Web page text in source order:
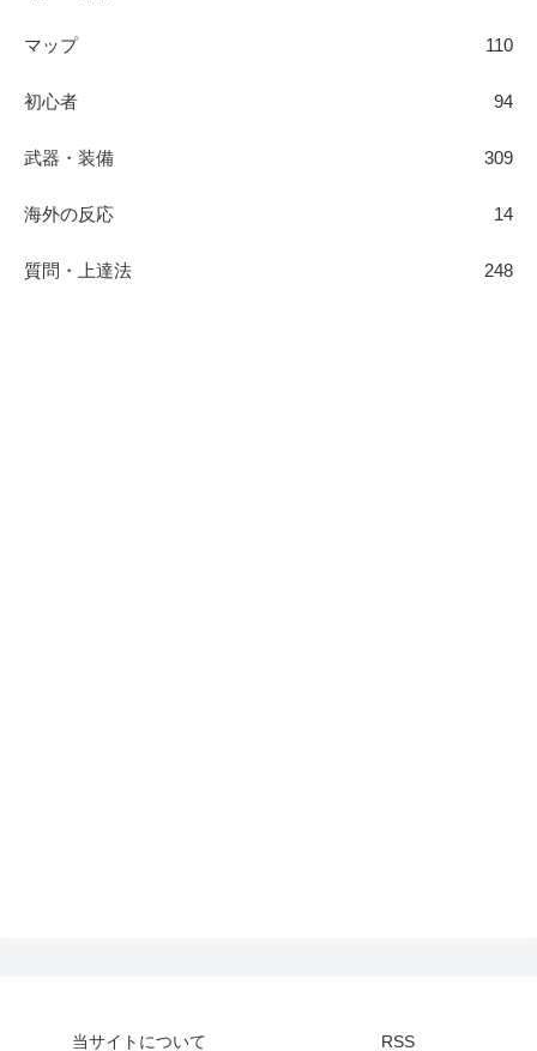
マップ 110
初心者 94
武器・装備 309
海外の反応 14
質問・上達法 248
当サイトについて RSS